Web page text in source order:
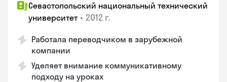
Севастопольский национальный технический
университет • 2012 г.
Работала переводчиком в зарубежной
компании
Уделяет внимание коммуникативному
подходу на уроках